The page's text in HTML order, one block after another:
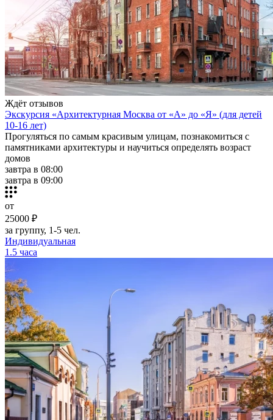
Ждёт отзывов
Экскурсия «Архитектурная Москва от «А» до «Я» (для детей
10-16 лет)
Прогуляться по самым красивым улицам, познакомиться с
памятниками архитектуры и научиться определять возраст
домов
завтра в 08:00
завтра в 09:00
от
25000 ₽
за группу, 1-5 чел.
Индивидуальная
1.5 часа